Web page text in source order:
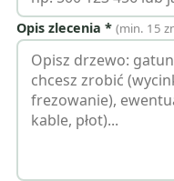
Opis zlecenia * (min. 15